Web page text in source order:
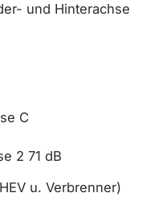
und Hinterachse
C
2 71 dB
u. Verbrenner)